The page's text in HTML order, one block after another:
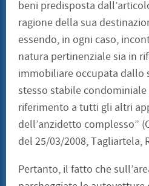
beni predisposta
ragione della sua
essendo, in ogni caso,
natura pertinenziale sia in
immobiliare occupata dallo
stesso stabile
riferimento a tutti gli altri
dell’anzidetto complesso”
del 25/03/2008, Tagliartela,
Pertanto, il fatto che